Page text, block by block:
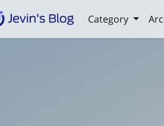
Category